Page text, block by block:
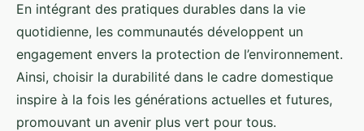
En intégrant des pratiques durables dans la vie
quotidienne, les communautés développent un
engagement envers la protection de l’environnement.
Ainsi, choisir la durabilité dans le cadre domestique
inspire à la fois les générations actuelles et futures,
promouvant un avenir plus vert pour tous.